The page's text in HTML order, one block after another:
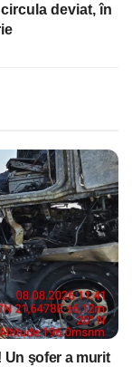
deviat, în
şofer a murit